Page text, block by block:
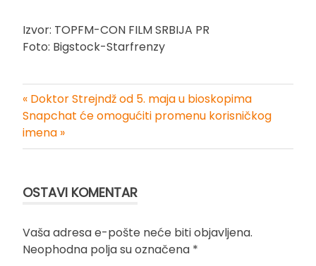
Izvor: TOPFM-CON FILM SRBIJA PR
Foto: Bigstock-Starfrenzy
Kretanje
članka
« Doktor Strejndž od 5. maja u bioskopima
Snapchat će omogućiti promenu korisničkog
imena »
OSTAVI KOMENTAR
Vaša adresa e-pošte neće biti objavljena.
Neophodna polja su označena *